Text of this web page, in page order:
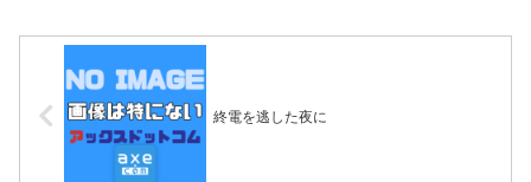
終電を逃した夜に